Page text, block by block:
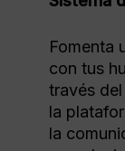
Fomenta
con tus
través
la
la